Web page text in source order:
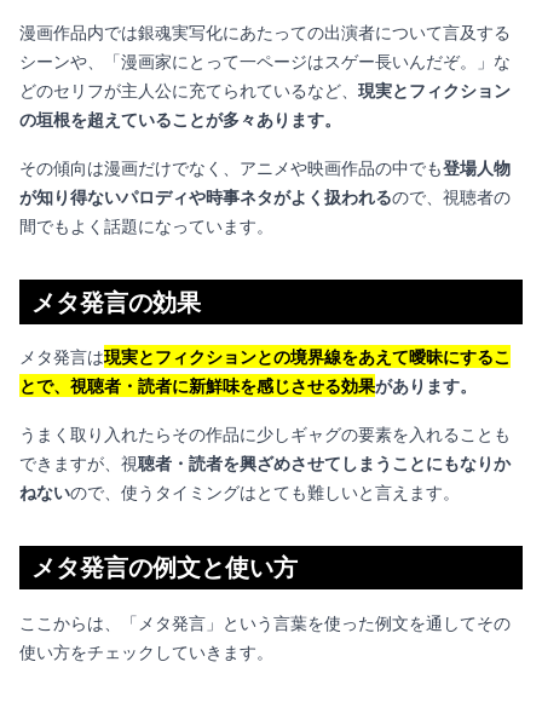
漫画作品内では銀魂実写化にあたっての出演者について言及する
シーンや、「漫画家にとって一ページはスゲー長いんだぞ。」な
どのセリフが主人公に充てられているなど、 現実とフィクション
の垣根を超えていることが多々あります。
その傾向は漫画だけでなく、アニメや映画作品の中でも登場人物
が知り得ないパロディや時事ネタがよく扱われるので、視聴者の
間でもよく話題になっています。
メタ発言の効果
メタ発言は現実とフィクションとの境界線をあえて曖昧にするこ
とで、視聴者・読者に新鮮味を感じさせる効果があります。
うまく取り入れたらその作品に少しギャグの要素を入れることも
できますが、視聴者・読者を興ざめさせてしまうことにもなりか
ねないので、使うタイミングはとても難しいと言えます。
メタ発言の例文と使い方
ここからは、「メタ発言」という言葉を使った例文を通してその
使い方をチェックしていきます。